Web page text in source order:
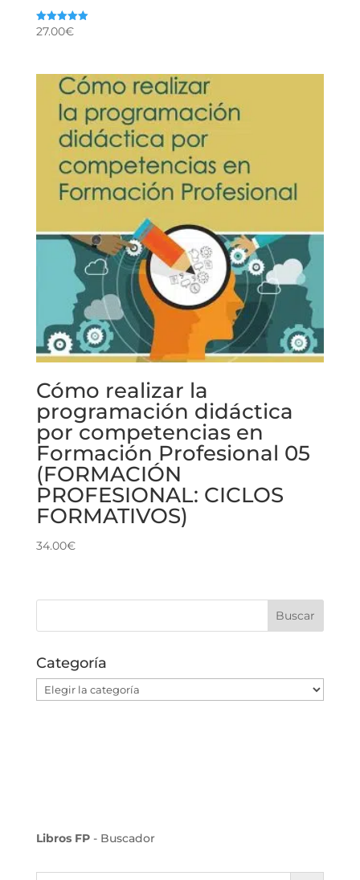
Valorado
27.00€
Cómo realizar la
programación didáctica
por competencias en
Formación Profesional 05
(FORMACIÓN
PROFESIONAL: CICLOS
FORMATIVOS)
34.00€
Categoría
Categoría
Libros FP- Buscador